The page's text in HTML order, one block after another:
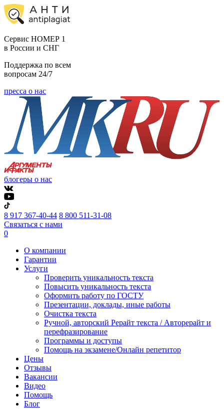
Cервис НОМЕР 1
в России и СНГ
Поддержка по всем
вопросам 24/7
пресса о нас
блогеры о нас
8 917 367-40-44 8 800 511-31-08
Связаться с нами
0
О компании
Гарантии
Услуги
Проверить уникальность текста
Повысить уникальность текста
Оформить работу по ГОСТУ
Презентации, доклады, иные работы
Очистка текста
Ручной, авторский Рерайт текста / Авторерайт и
перефразирование
Программы и доступы
Помощь на экзамене/Онлайн репетитор
Цены
Отзывы
Вакансии
Видео
Помощь
Блог